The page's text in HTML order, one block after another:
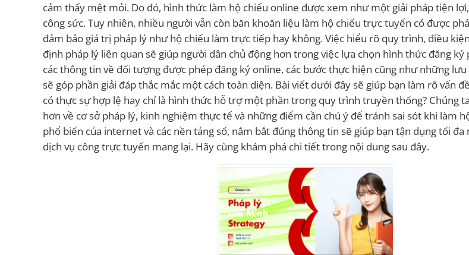
cảm thấy mệt mỏi. Do đó, hình thức làm hộ chiếu online được xem như một giải pháp tiện
công sức. Tuy nhiên, nhiều người vẫn còn băn khoăn liệu làm hộ chiếu trực tuyến có được
đảm bảo giá trị pháp lý như hộ chiếu làm trực tiếp hay không. Việc hiểu rõ quy trình, điều
định pháp lý liên quan sẽ giúp người dân chủ động hơn trong việc lựa chọn hình thức đăng ký
các thông tin về đối tượng được phép đăng ký online, các bước thực hiện cũng như những
sẽ góp phần giải đáp thắc mắc một cách toàn diện. Bài viết dưới đây sẽ giúp bạn làm rõ vấn
có thực sự hợp lệ hay chỉ là hình thức hỗ trợ một phần trong quy trình truyền thống? Chúng
hơn về cơ sở pháp lý, kinh nghiệm thực tế và những điểm cần chú ý để tránh sai sót khi làm
phổ biến của internet và các nền tảng số, nắm bắt đúng thông tin sẽ giúp bạn tận dụng tối
dịch vụ công trực tuyến mang lại. Hãy cùng khám phá chi tiết trong nội dung sau đây.